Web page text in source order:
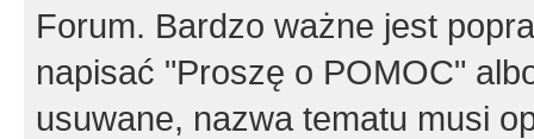
Forum. Bardzo ważne jest
napisać "Proszę o POMOC"
usuwane, nazwa tematu musi